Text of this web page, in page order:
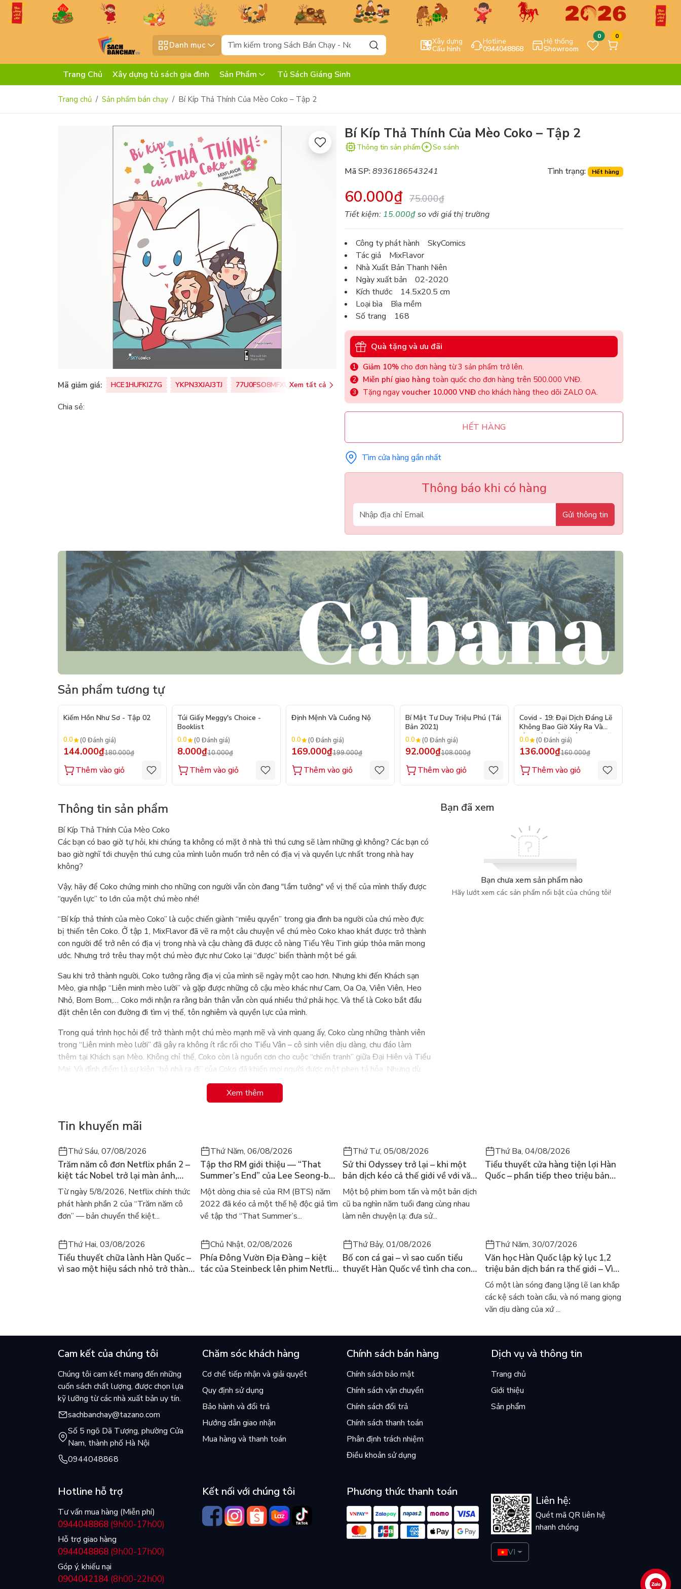
Danh mục Xây dựng
Cấu hình
Hotline
0944048868
Hệ thống
Showroom
0 0
Trang Chủ Xây dựng tủ sách gia đình Sản Phẩm Tủ Sách Giáng Sinh
Trang chủ Sản phẩm bán chạy Bí Kíp Thả Thính Của Mèo Coko – Tập 2
Mã giảm giá: HCE1HUFKIZ7G YKPN3XJAJ3TJ 77U0FSO8MFXU Xem tất cả
Chia sẻ:
Bí Kíp Thả Thính Của Mèo Coko – Tập 2
Thông tin sản phẩm So sánh
Mã SP:8936186543241 Tình trạng: Hết hàng
60.000₫ 75.000₫
Tiết kiệm: 15.000₫so với giá thị trường
Công ty phát hành SkyComics
Tác giả MixFlavor
Nhà Xuất Bản Thanh Niên
Ngày xuất bản 02-2020
Kích thước 14.5x20.5 cm
Loại bìa Bìa mềm
Số trang 168
Quà tặng và ưu đãi
Giảm 10% cho đơn hàng từ 3 sản phẩm trở lên.
Miễn phí giao hàng toàn quốc cho đơn hàng trên 500.000 VNĐ.
Tặng ngay voucher 10.000 VNĐ cho khách hàng theo dõi ZALO OA.
HẾT HÀNG
Tìm cửa hàng gần nhất
Thông báo khi có hàng
Gửi thông tin
Sản phẩm tương tự
- 20%
Kiếm Hồn Như Sơ - Tập 02
0.0 (0 Đánh giá)
144.000₫180.000₫
Thêm vào giỏ
Túi Giấy Meggy's Choice -
Booklist
0.0 (0 Đánh giá)
8.000₫10.000₫
Thêm vào giỏ
- 15%
Định Mệnh Và Cuồng Nộ
0.0 (0 Đánh giá)
169.000₫199.000₫
Thêm vào giỏ
- 15%
Bí Mật Tư Duy Triệu Phú (Tái
Bản 2021)
0.0 (0 Đánh giá)
92.000₫108.000₫
Thêm vào giỏ
- 15%
Covid - 19: Đại Dịch Đáng Lẽ
Không Bao Giờ Xảy Ra Và
Làm Cách Nào Để Ngăn Chặn
Đại Dịch Kế Tiếp
0.0 (0 Đánh giá)
136.000₫160.000₫
Thêm vào giỏ
Thông tin sản phẩm
Bí Kíp Thả Thính Của Mèo Coko
Các bạn có bao giờ tự hỏi, khi chúng ta không có mặt ở nhà thì thú cưng sẽ làm những gì không? Các bạn có
bao giờ nghĩ tới chuyện thú cưng của mình luôn muốn trở nên có địa vị và quyền lực nhất trong nhà hay
không?
Vậy, hãy để Coko chứng minh cho những con người vẫn còn đang "lầm tưởng" về vị thế của mình thấy được
“quyền lực” to lớn của một chú mèo nhé!
“Bí kíp thả thính của mèo Coko” là cuộc chiến giành “miêu quyền” trong gia đình ba người của chú mèo đực
bị thiến tên Coko. Ở tập 1, MixFlavor đã vẽ ra một câu chuyện về chú mèo Coko khao khát được trở thành
con người để trở nên có địa vị trong nhà và cậu chàng đã được cô nàng Tiểu Yêu Tinh giúp thỏa mãn mong
ước. Nhưng trớ trêu thay một chú mèo đực như Coko lại “được” biến thành một bé gái.
Sau khi trở thành người, Coko tưởng rằng địa vị của mình sẽ ngày một cao hơn. Nhưng khi đến Khách sạn
Mèo, gia nhập “Liên minh mèo lười” và gặp được những cô cậu mèo khác như Cam, Oa Oa, Viên Viên, Heo
Nhỏ, Bom Bom,… Coko mới nhận ra rằng bản thân vẫn còn quá nhiều thứ phải học. Và thế là Coko bắt đầu
đặt chên lên con đường đi tìm vị thế, tôn nghiêm và quyền lực của mình.
Trong quá trình học hỏi để trở thành một chú mèo mạnh mẽ và vinh quang ấy, Coko cùng những thành viên
trong “Liên minh mèo lười” đã gây ra không ít rắc rối cho Tiểu Vân – cô sinh viên dịu dàng, chu đáo làm
thêm tại Khách sạn Mèo. Không chỉ thế, Coko còn là nguồn cơn cho cuộc “chiến tranh” giữa Đại Hiên và Tiểu
Mai. Và đỉnh điểm là sự kiện “bỏ nhà ra đi” của Coko đã khiến mọi người được một phen tá hỏa. Nhưng dù
vậy, sau bao nhiêu chuyện phiền toái đã xảy ra thì tình yêu thương vẫn luôn chiến thắng.
“Bí kíp thả thính của mèo Coko” là câu chuyện hài hước, giản đơn mà đầy ý nghĩa về một chú mèo biến hình
cùng chờ đón một cái kết không thể đặc sắc hơn nhé!
Xem thêm
Bạn đã xem
Bạn chưa xem sản phẩm nào
Hãy lướt xem các sản phẩm nổi bật của chúng tôi!
Tin khuyến mãi
Thứ Sáu, 07/08/2026
Trăm năm cô đơn Netflix phần 2 –
kiệt tác Nobel trở lại màn ảnh,
dòng người tìm đọc lại García
Márquez
Từ ngày 5/8/2026, Netflix chính thức
phát hành phần 2 của “Trăm năm cô
đơn” — bản chuyển thể kiệt...
Thứ Năm, 06/08/2026
Tập thơ RM giới thiệu — “That
Summer’s End” của Lee Seong-bok
ra mắt bản tiếng Anh sau 4 năm
gây sốt
Một dòng chia sẻ của RM (BTS) năm
2022 đã kéo cả một thế hệ độc giả tìm
về tập thơ “That Summer’s...
Thứ Tư, 05/08/2026
Sử thi Odyssey trở lại – khi một
bản dịch kéo cả thế giới về với văn
học kinh điển
Một bộ phim bom tấn và một bản dịch
cũ ba nghìn năm tuổi đang cùng nhau
làm nên chuyện lạ: đưa sử...
Thứ Ba, 04/08/2026
Tiểu thuyết cửa hàng tiện lợi Hàn
Quốc – phần tiếp theo triệu bản
Thứ Hai, 03/08/2026
Tiểu thuyết chữa lành Hàn Quốc –
vì sao một hiệu sách nhỏ trở thành
Chủ Nhật, 02/08/2026
Phía Đông Vườn Địa Đàng – kiệt
tác của Steinbeck lên phim Netflix
Thứ Bảy, 01/08/2026
Bố con cá gai – vì sao cuốn tiểu
thuyết Hàn Quốc về tình cha con
Thứ Năm, 30/07/2026
Văn học Hàn Quốc lập kỷ lục 1,2
triệu bản dịch bán ra thế giới – Vì
sao cả thế giới đang đọc sách Hàn?
Có một làn sóng đang lặng lẽ lan khắp
các kệ sách toàn cầu, và nó mang giọng
văn dịu dàng của xứ ...
Cam kết của chúng tôi
Chúng tôi cam kết mang đến những
cuốn sách chất lượng, được chọn lựa
kỹ lưỡng từ các nhà xuất bản uy tín.
sachbanchay@tazano.com
Số 5 ngõ Dã Tượng, phường Cửa
Nam, thành phố Hà Nội
0944048868
Chăm sóc khách hàng
Cơ chế tiếp nhận và giải quyết
Quy định sử dụng
Bảo hành và đổi trả
Hướng dẫn giao nhận
Mua hàng và thanh toán
Chính sách bán hàng
Chính sách bảo mật
Chính sách vận chuyển
Chính sách đổi trả
Chính sách thanh toán
Phân định trách nhiệm
Điều khoản sử dụng
Dịch vụ và thông tin
Trang chủ
Giới thiệu
Sản phẩm
Hotline hỗ trợ
Tư vấn mua hàng (Miễn phí)
0944048868 (9h00-17h00)
Hỗ trợ giao hàng
0944048868 (9h00-17h00)
Góp ý, khiếu nại
0904042184 (8h00-22h00)
Kết nối với chúng tôi Phương thức thanh toán
Liên hệ:
Quét mã QR liên hệ
nhanh chóng
VI